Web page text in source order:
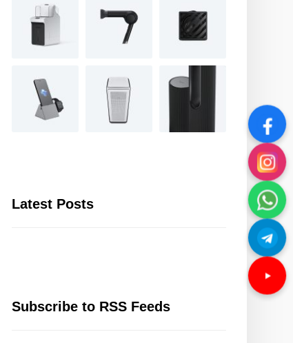
Latest Posts
Subscribe to RSS Feeds